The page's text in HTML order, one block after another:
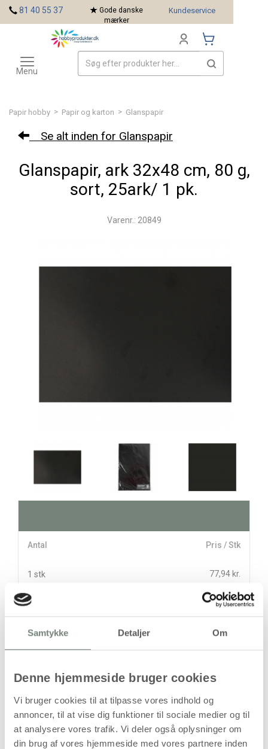
Samtykke Detaljer Om
Denne hjemmeside bruger cookies
Vi bruger cookies til at tilpasse vores indhold og
annoncer, til at vise dig funktioner til sociale medier og til
at analysere vores trafik. Vi deler også oplysninger om
din brug af vores hjemmeside med vores partnere inden
Papir hobby > Papir og karton > Glanspapir
Se alt inden for Glanspapir
Glanspapir, ark 32x48 cm, 80 g,
sort, 25ark/ 1 pk.
Varenr.: 20849
Antal Pris / Stk
1 stk 77,94 kr.
77,94kr.
(62,35kr.ekskl. moms)
Din bestilling er først bindende,
når vi har bekræftet din ordre.
81 40 55 37
Gode danske
mærker
Kundeservice
Toggle
navigation
Menu
Mærker